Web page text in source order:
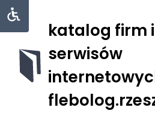
katalog firm i
serwisów